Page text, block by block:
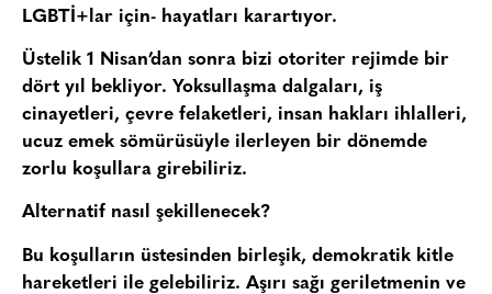
LGBTİ+lar için- hayatları karartıyor.
Üstelik 1 Nisan’dan sonra bizi otoriter rejimde bir
dört yıl bekliyor. Yoksullaşma dalgaları, iş
cinayetleri, çevre felaketleri, insan hakları ihlalleri,
ucuz emek sömürüsüyle ilerleyen bir dönemde
zorlu koşullara girebiliriz.
Alternatif nasıl şekillenecek?
Bu koşulların üstesinden birleşik, demokratik kitle
hareketleri ile gelebiliriz. Aşırı sağı geriletmenin ve